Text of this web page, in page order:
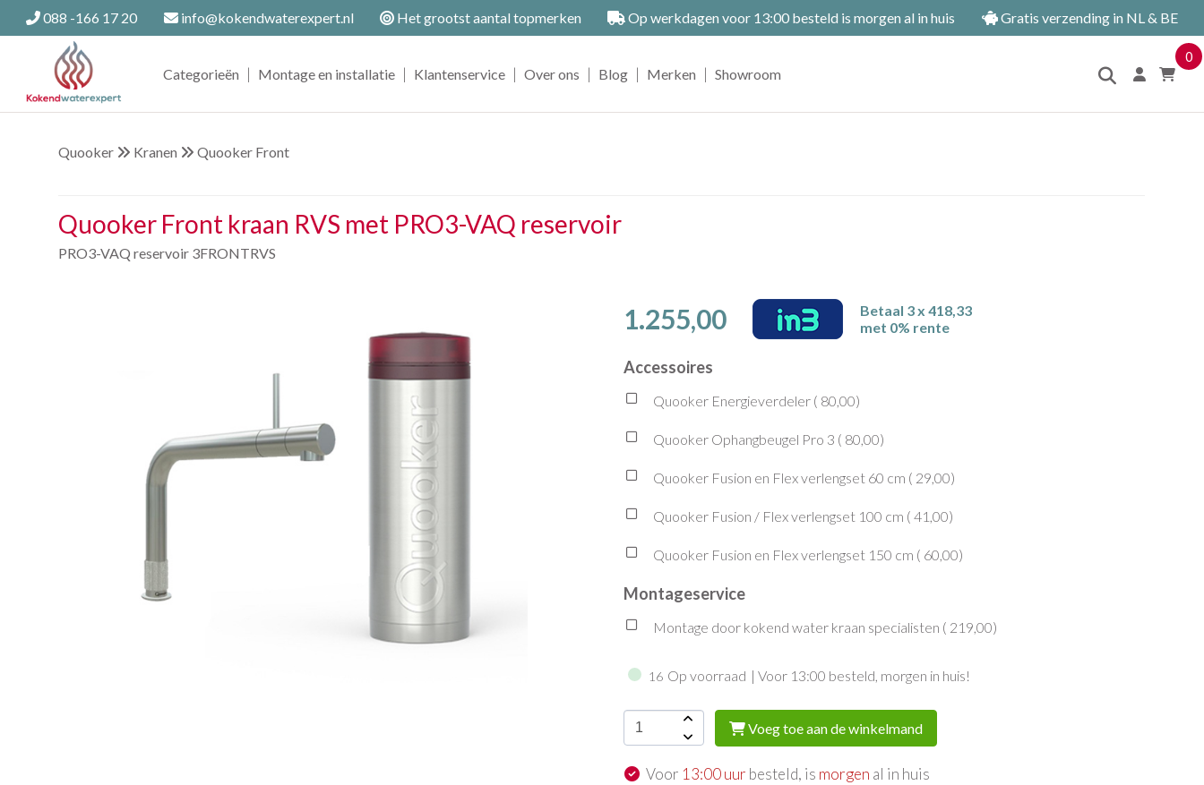
088 -166 17 20 info@kokendwaterexpert.nl Het grootst aantal topmerken Op werkdagen voor 13:00 besteld is morgen al in huis Gratis verzending in NL & BE
Categorieën | Montage en installatie | Klantenservice | Over ons | Blog | Merken | Showroom
0
Quooker Kranen Quooker Front
Quooker Front kraan RVS met PRO3-VAQ reservoir
PRO3-VAQ reservoir 3FRONTRVS
1.255,00
Betaal 3 x 418,33
met 0% rente
Accessoires
Quooker Energieverdeler ( 80,00)
Quooker Ophangbeugel Pro 3 ( 80,00)
Quooker Fusion en Flex verlengset 60 cm ( 29,00)
Quooker Fusion / Flex verlengset 100 cm ( 41,00)
Quooker Fusion en Flex verlengset 150 cm ( 60,00)
Montageservice
Montage door kokend water kraan specialisten ( 219,00)
16 Op voorraad | Voor 13:00 besteld, morgen in huis!
Voeg toe aan de winkelmand
Voor 13:00 uur besteld, is morgen al in huis